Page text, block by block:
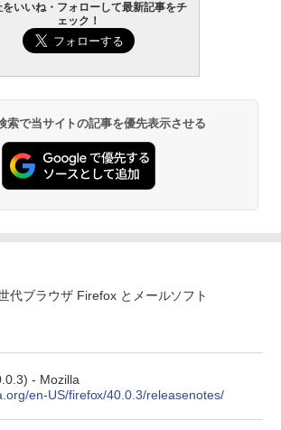
￥1,292
方 マニュアル AI副業にもコンテンツ作成
にもKindle出版にも！ 非エンジニアのた
めのAIコーディング入門シリーズ
￥99
￥480
FM TOWNS ハイパー・カタログ: 本体ハ
ードウェア・市販ソフトウェアのパーフ
ェクトリストと最新エミュレータ紹介
￥1,600
Kindle Paperwhite シグニチャーエディ
ション (32GB) 7インチディスプレイ、明
るさ自動調整、色調調節ライト、12週間
ブラック
Amazon Kindle Paperwhite (16GB) 7イ
ンチディスプレイ、色調調節ライト、12
週間持続バッテリー、広告なし、ブラッ
Amazon Kindle Colorsoft | 16GBストレ
売)
￥31,980
をいいね・フォローして最新記事をチ
ェック！
索で当サイトの記事を優先表示させる
代ブラウザ Firefox とメールソフト
- Mozilla
en-US/firefox/40.0.3/releasenotes/